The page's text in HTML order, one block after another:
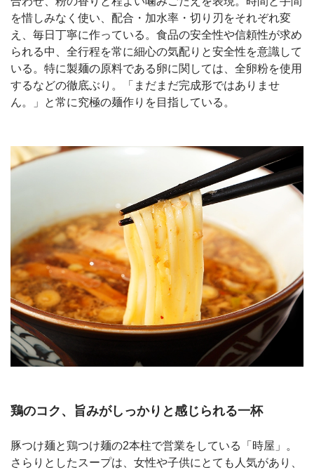
を惜しみなく使い、配合・加水率・切り刃をそれぞれ変
え、毎日丁寧に作っている。食品の安全性や信頼性が求め
られる中、全行程を常に細心の気配りと安全性を意識して
いる。特に製麺の原料である卵に関しては、全卵粉を使用
するなどの徹底ぶり。「まだまだ完成形ではありませ
ん。」と常に究極の麺作りを目指している。
鶏のコク、旨みがしっかりと感じられる一杯
豚つけ麺と鶏つけ麺の2本柱で営業をしている「時屋」。
さらりとしたスープは、女性や子供にとても人気があり、